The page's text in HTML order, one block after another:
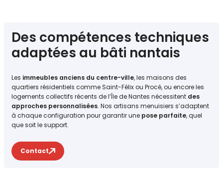
Des compétences techniques
adaptées au bâti nantais
Les immeubles anciens du centre-ville, les maisons des
quartiers résidentiels comme Saint-Félix ou Procé, ou encore les
logements collectifs récents de l’Île de Nantes nécessitent des
approches personnalisées. Nos artisans menuisiers s’adaptent
à chaque configuration pour garantir une pose parfaite, quel
que soit le support.
Contact